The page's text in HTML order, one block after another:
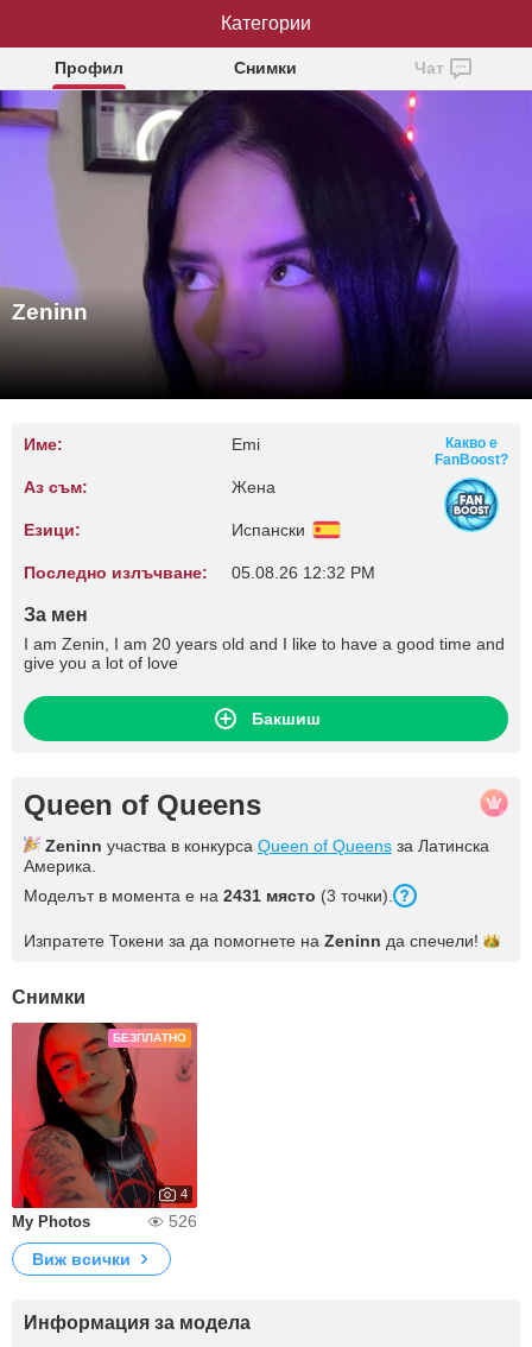
Zeninn
Профил Снимки Чат
Zeninn
Име: Emi
Аз съм: Жена
Езици: Испански
Последно излъчване: 05.08.26 12:32 PM
Какво е
FanBoost?
За мен
I am Zenin, I am 20 years old and I like to have a good time and
give you a lot of love
Бакшиш
Queen of Queens
Zeninn участва в конкурса Queen of Queens за Латинска
Америка.
Моделът в момента е на 2431 място (3 точки).
Изпратете Токени за да помогнете на Zeninn да спечели!
Снимки
БЕЗПЛАТНО
4
My Photos
526
Виж всички
Информация за модела
Категории